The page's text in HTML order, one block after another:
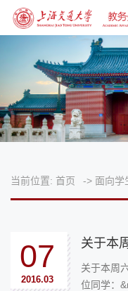
当前位置: 首页 -> 面向学
07
2016.03
关于本周
位同学：